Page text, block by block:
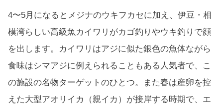
4〜5月になるとメジナのウキフカセに加え、伊豆・相
模湾らしい高級魚カイワリがカゴ釣りやウキ釣りで顔
を出します。カイワリはアジに似た銀色の魚体ながら
食味はシマアジに例えられることもある人気者で、こ
の施設の名物ターゲットのひとつ。また春は産卵を控
えた大型アオリイカ（親イカ）が接岸する時期で、エ